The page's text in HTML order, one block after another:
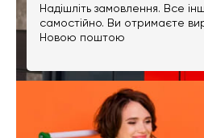
Надішліть замовлення. Все
самостійно. Ви отримаєте
Новою поштою